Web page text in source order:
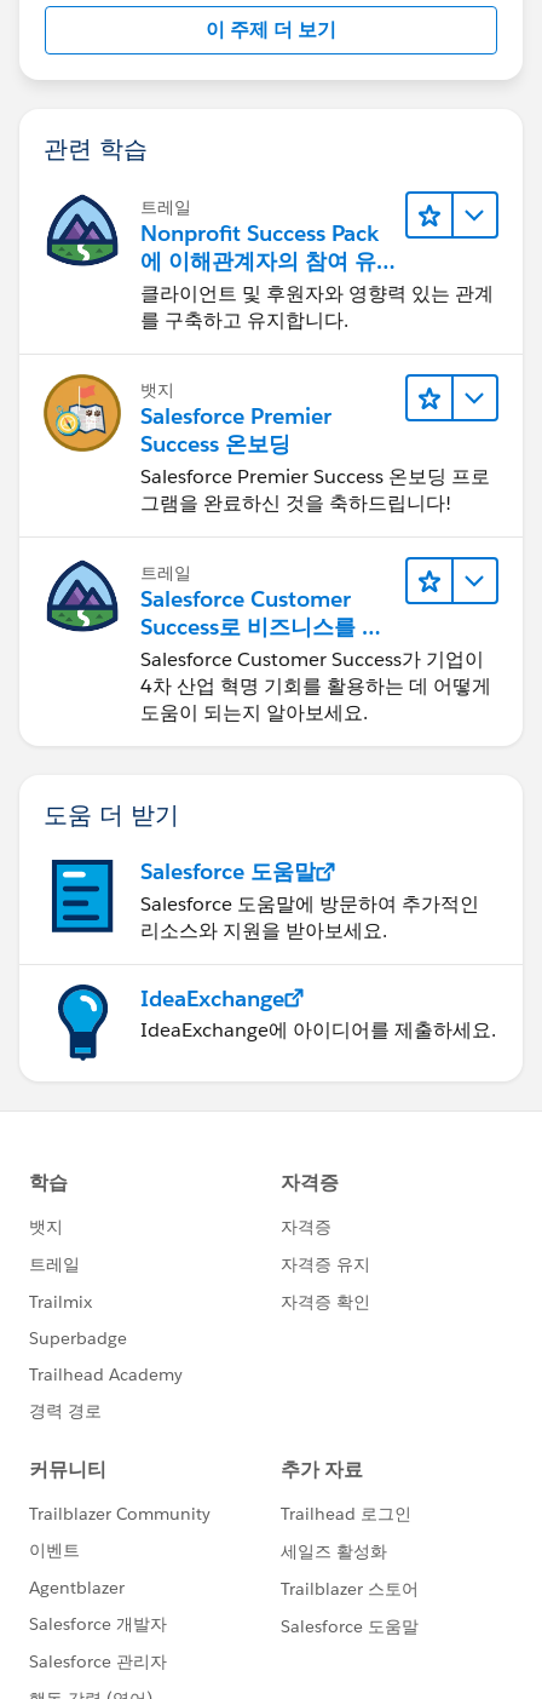
이 주제 더 보기
관련 학습
트레일
Nonprofit Success Pack
에 이해관계자의 참여 유
도하기
클라이언트 및 후원자와 영향력 있는 관계
를 구축하고 유지합니다.
뱃지
Salesforce Premier
Success 온보딩
Salesforce Premier Success 온보딩 프로
그램을 완료하신 것을 축하드립니다!
트레일
Salesforce Customer
Success로 비즈니스를 혁
신하기
Salesforce Customer Success가 기업이
4차 산업 혁명 기회를 활용하는 데 어떻게
도움이 되는지 알아보세요.
도움 더 받기
Salesforce 도움말
Salesforce 도움말에 방문하여 추가적인
리소스와 지원을 받아보세요.
IdeaExchange
IdeaExchange에 아이디어를 제출하세요.